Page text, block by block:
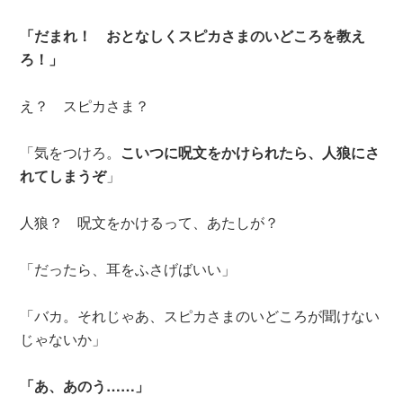
「だまれ！ おとなしくスピカさまのいどころを教え
ろ！」
え？ スピカさま？
「気をつけろ。 こいつに呪文をかけられたら、人狼にさ
れてしまうぞ」
人狼？ 呪文をかけるって、あたしが？
「だったら、耳をふさげばいい」
「バカ。それじゃあ、スピカさまのいどころが聞けない
じゃないか」
「あ、あのう……」